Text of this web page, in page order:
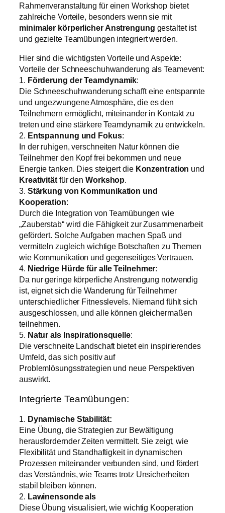
Rahmenveranstaltung für einen Workshop bietet
zahlreiche Vorteile, besonders wenn sie mit
minimaler körperlicher Anstrengung gestaltet ist
und gezielte Teamübungen integriert werden.
Hier sind die wichtigsten Vorteile und Aspekte:
Vorteile der Schneeschuhwanderung als Teamevent:
1. Förderung der Teamdynamik:
Die Schneeschuhwanderung schafft eine entspannte
und ungezwungene Atmosphäre, die es den
Teilnehmern ermöglicht, miteinander in Kontakt zu
treten und eine stärkere Teamdynamik zu entwickeln.
2. Entspannung und Fokus:
In der ruhigen, verschneiten Natur können die
Teilnehmer den Kopf frei bekommen und neue
Energie tanken. Dies steigert die Konzentration und
Kreativitätfür denWorkshop.
3. Stärkung von Kommunikation und
Kooperation:
Durch die Integration von Teamübungen wie
„Zauberstab“ wird die Fähigkeit zur Zusammenarbeit
gefördert. Solche Aufgaben machen Spaß und
vermitteln zugleich wichtige Botschaften zu Themen
wie Kommunikation und gegenseitiges Vertrauen.
4. Niedrige Hürde für alle Teilnehmer:
Da nur geringe körperliche Anstrengung notwendig
ist, eignet sich die Wanderung für Teilnehmer
unterschiedlicher Fitnesslevels. Niemand fühlt sich
ausgeschlossen, und alle können gleichermaßen
teilnehmen.
5. Natur als Inspirationsquelle:
Die verschneite Landschaft bietet ein inspirierendes
Umfeld, das sich positiv auf
Problemlösungsstrategien und neue Perspektiven
auswirkt.
Integrierte Teamübungen:
1. Dynamische Stabilität:
Eine Übung, die Strategien zur Bewältigung
herausfordernder Zeiten vermittelt. Sie zeigt, wie
Flexibilität und Standhaftigkeit in dynamischen
Prozessen miteinander verbunden sind, und fördert
das Verständnis, wie Teams trotz Unsicherheiten
stabil bleiben können.
2. Lawinensonde als
Diese Übung visualisiert, wie wichtig Kooperation